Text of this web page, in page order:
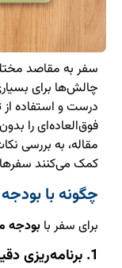
سفر به مقاصد
چالش‌ها برای
درست و استفاده
فوق‌العاده‌ای را
مقاله، به بررسی
کمک می‌کنند
چگونه با
برای سفر با بودجه
1. برنامه‌ریزی دقیق